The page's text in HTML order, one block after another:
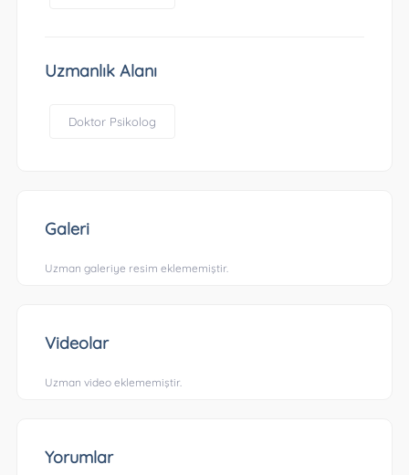
Uzmanlık Alanı
Doktor Psikolog
Galeri
Uzman galeriye resim eklememiştir.
Videolar
Uzman video eklememiştir.
Yorumlar